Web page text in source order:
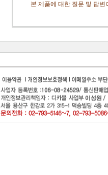
본 제품에 대한 질문 및 답